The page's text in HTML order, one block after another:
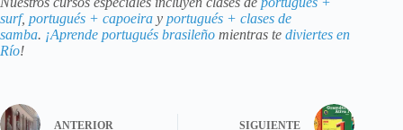
surf, portugués + capoeira y portugués + clases de
samba. ¡Aprende portugués brasileño mientras te diviertes en
Río!
ANTERIOR SIGUIENTE